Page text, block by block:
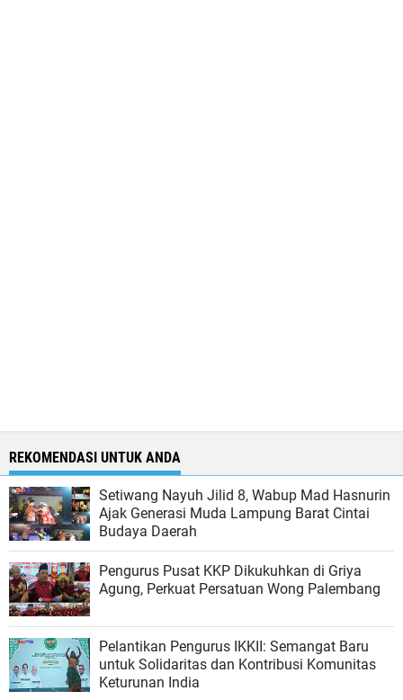
REKOMENDASI UNTUK ANDA
Setiwang Nayuh Jilid 8, Wabup Mad Hasnurin
Ajak Generasi Muda Lampung Barat Cintai
Budaya Daerah
Pengurus Pusat KKP Dikukuhkan di Griya
Agung, Perkuat Persatuan Wong Palembang
Pelantikan Pengurus IKKII: Semangat Baru
untuk Solidaritas dan Kontribusi Komunitas
Keturunan India